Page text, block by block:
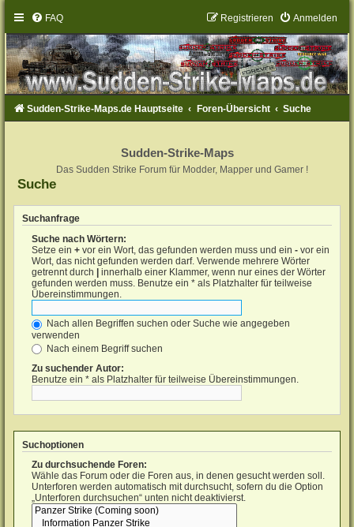
FAQ Anmelden
Registrieren
Sudden-Strike-Maps.de Hauptseite Foren-Übersicht Suche
Sudden-Strike-Maps
Das Sudden Strike Forum für Modder, Mapper und Gamer !
Suche
Suchanfrage
Suche nach Wörtern:
Setze ein+ vor ein Wort, das gefunden werden muss und ein- vor ein
Wort, das nicht gefunden werden darf. Verwende mehrere Wörter
getrennt durch
innerhalb einer Klammer, wenn nur eines der Wörter
gefunden werden muss. Benutze ein * als Platzhalter für teilweise
Übereinstimmungen.
Nach allen Begriffen suchen oder Suche wie angegeben
verwenden
Nach einem Begriff suchen
Zu suchender Autor:
Benutze ein * als Platzhalter für teilweise Übereinstimmungen.
Suchoptionen
Zu durchsuchende Foren:
Wähle das Forum oder die Foren aus, in denen gesucht werden soll.
Unterforen werden automatisch mit durchsucht, sofern du die Option
„Unterforen durchsuchen“ unten nicht deaktivierst.